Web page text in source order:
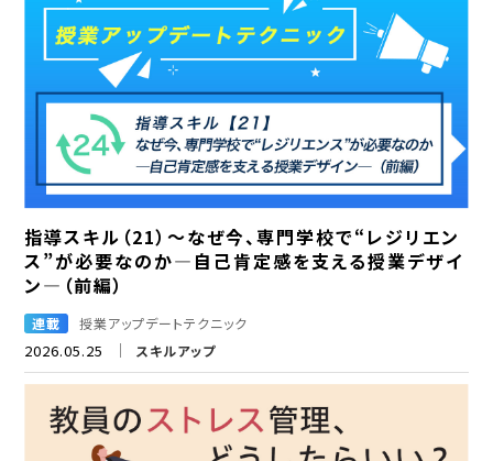
指導スキル（21）～なぜ今、専門学校で“レジリエン
ス”が必要なのか―自己肯定感を支える授業デザイ
ン―（前編）
2026.05.25 スキルアップ
連載 授業アップデートテクニック